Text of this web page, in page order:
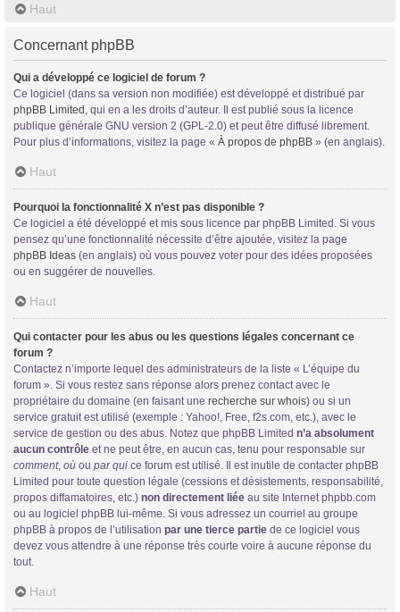
Haut
Concernant phpBB
Qui a développé ce logiciel de forum ?
Ce logiciel (dans sa version non modifiée) est développé et distribué par
phpBB Limited, qui en a les droits d’auteur. Il est publié sous la licence
publique générale GNU version 2 (GPL-2.0) et peut être diffusé librement.
Pour plus d’informations, visitez la page « À propos de phpBB » (en anglais).
Haut
Pourquoi la fonctionnalité X n’est pas disponible ?
Ce logiciel a été développé et mis sous licence par phpBB Limited. Si vous
pensez qu’une fonctionnalité nécessite d’être ajoutée, visitez la page
phpBB Ideas (en anglais) où vous pouvez voter pour des idées proposées
ou en suggérer de nouvelles.
Haut
Qui contacter pour les abus ou les questions légales concernant ce
forum ?
Contactez n’importe lequel des administrateurs de la liste « L’équipe du
forum ». Si vous restez sans réponse alors prenez contact avec le
propriétaire du domaine (en faisant une recherche sur whois) ou si un
service gratuit est utilisé (exemple : Yahoo!, Free, f2s.com, etc.), avec le
service de gestion ou des abus. Notez que phpBB Limited n’a absolument
aucun contrôle et ne peut être, en aucun cas, tenu pour responsable sur
comment, où ou par qui ce forum est utilisé. Il est inutile de contacter phpBB
Limited pour toute question légale (cessions et désistements, responsabilité,
propos diffamatoires, etc.) non directement liée au site Internet phpbb.com
ou au logiciel phpBB lui-même. Si vous adressez un courriel au groupe
phpBB à propos de l’utilisation par une tierce partie de ce logiciel vous
devez vous attendre à une réponse très courte voire à aucune réponse du
tout.
Haut